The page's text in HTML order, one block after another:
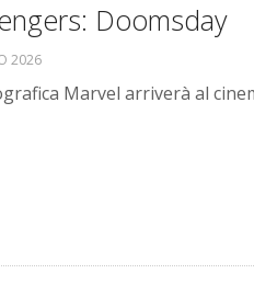
Doomsday
2026
Marvel arriverà al